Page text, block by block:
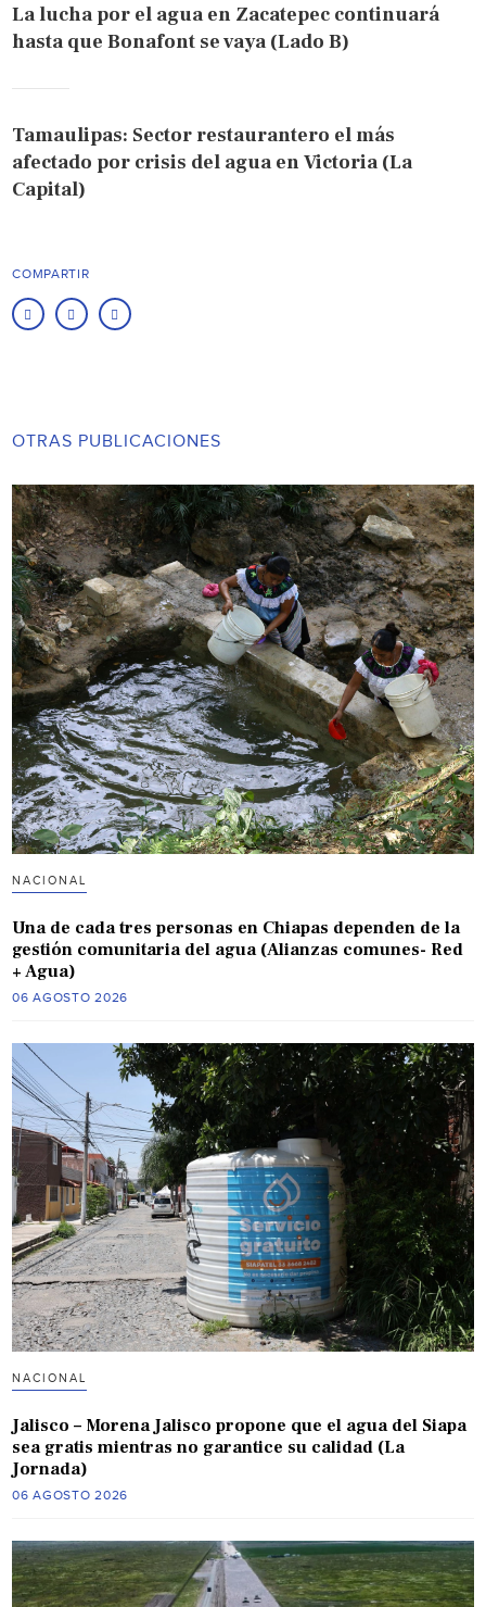
La lucha por el agua en Zacatepec continuará
hasta que Bonafont se vaya (Lado B)
Tamaulipas: Sector restaurantero el más
afectado por crisis del agua en Victoria (La
Capital)
COMPARTIR
OTRAS PUBLICACIONES
NACIONAL
Una de cada tres personas en Chiapas dependen de la
gestión comunitaria del agua (Alianzas comunes- Red
+ Agua)
06 AGOSTO 2026
NACIONAL
Jalisco – Morena Jalisco propone que el agua del Siapa
sea gratis mientras no garantice su calidad (La
Jornada)
06 AGOSTO 2026